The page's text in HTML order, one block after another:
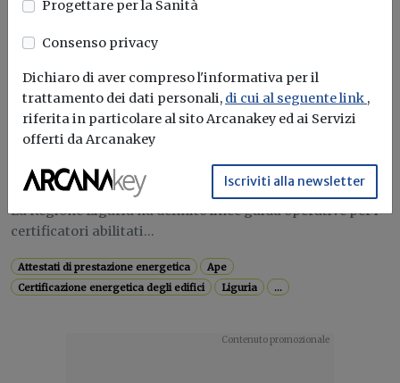
Certificazione energetica degli edifici
Attualità
Certificazione energetica e validità
temporale massima dell’A.P.E.: linee
guida in Liguria
La Regione Liguria ha definito linee guida operative per i
certificatori abilitati...
Attestati di prestazione energetica
Ape
Certificazione energetica degli edifici
Liguria ...
Progettare per la Sanità
Consenso privacy
Dichiaro di aver compreso l'informativa per il
trattamento dei dati personali, di cui al seguente link ,
riferita in particolare al sito Arcanakey ed ai Servizi
offerti da Arcanakey
Iscriviti alla newsletter